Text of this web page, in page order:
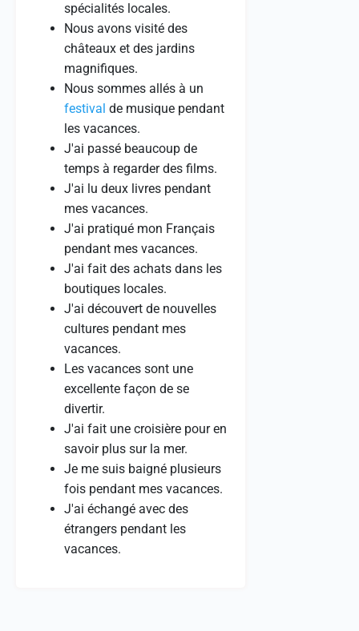
spécialités locales.
Nous avons visité des
châteaux et des jardins
magnifiques.
Nous sommes allés à un
festival de musique pendant
les vacances.
J'ai passé beaucoup de
temps à regarder des films.
J'ai lu deux livres pendant
mes vacances.
J'ai pratiqué mon Français
pendant mes vacances.
J'ai fait des achats dans les
boutiques locales.
J'ai découvert de nouvelles
cultures pendant mes
vacances.
Les vacances sont une
excellente façon de se
divertir.
J'ai fait une croisière pour en
savoir plus sur la mer.
Je me suis baigné plusieurs
fois pendant mes vacances.
J'ai échangé avec des
étrangers pendant les
vacances.